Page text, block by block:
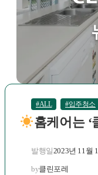
#ALL #입주청소
홈케어는 ‘
발행일2023년 11월
by클린포레